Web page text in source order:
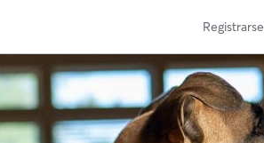
Registrarse